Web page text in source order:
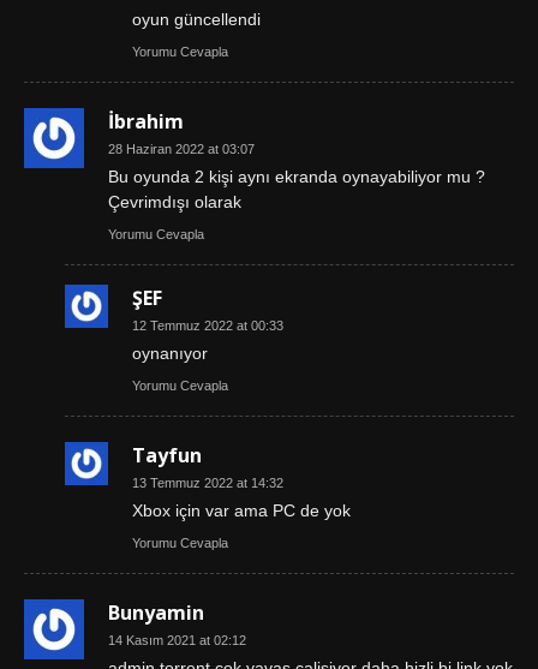
oyun güncellendi
Yorumu Cevapla
İbrahim
28 Haziran 2022 at 03:07
Bu oyunda 2 kişi aynı ekranda oynayabiliyor mu ?
Çevrimdışı olarak
Yorumu Cevapla
ŞEF
12 Temmuz 2022 at 00:33
oynanıyor
Yorumu Cevapla
Tayfun
13 Temmuz 2022 at 14:32
Xbox için var ama PC de yok
Yorumu Cevapla
Bunyamin
14 Kasım 2021 at 02:12